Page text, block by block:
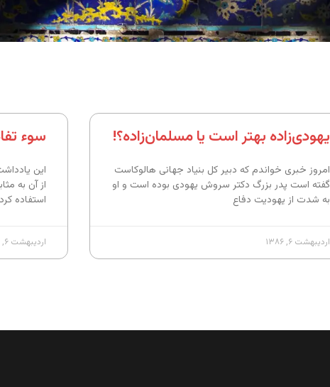
یهودی‌زاده بهتر است یا مسلمان‌زاده؟!
امروز خبری خواندم که دبیر کل بنیاد جهانی هالوکاست
گفته است پدر بزرگ دکتر سروش یهودی بوده است و او
به شدت از یهودیت دفاع
اردیبهشت ۶, ۱۳۸۶
سوء
این
از آن به
استفاده
اردیبهشت ۶, ۱۳۸۶